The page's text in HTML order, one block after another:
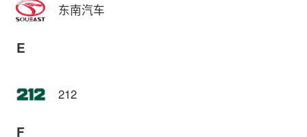
东南汽车
E
212
F